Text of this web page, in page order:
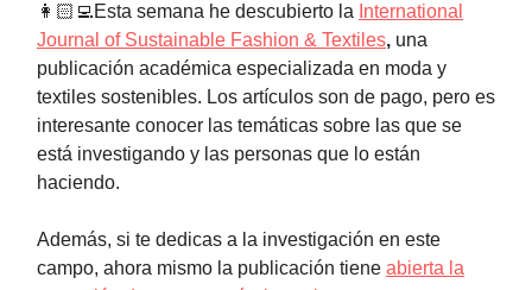
👩🏻‍💻Esta semana he descubierto la International
Journal of Sustainable Fashion & Textiles, una
publicación académica especializada en moda y
textiles sostenibles. Los artículos son de pago, pero es
interesante conocer las temáticas sobre las que se
está investigando y las personas que lo están
haciendo.
Además, si te dedicas a la investigación en este
campo, ahora mismo la publicación tiene abierta la